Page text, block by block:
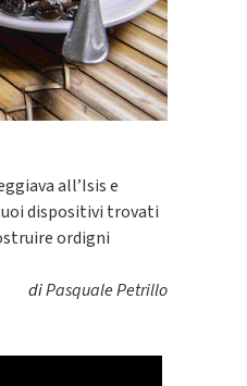
all’Isis e
dispositivi trovati
ordigni
diPasquale Petrillo